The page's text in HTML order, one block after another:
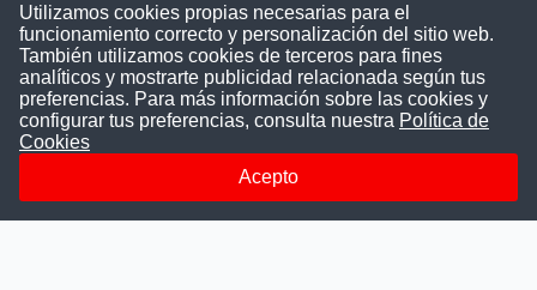
Puede comunicarse con nosotros a través
nuestras redes sociales o del correo:
contacto@convocatoriasdetrabajo.com
Siguenos en:
Utilizamos cookies propias necesarias para el
funcionamiento correcto y personalización del sitio web.
También utilizamos cookies de terceros para fines
analíticos y mostrarte publicidad relacionada según tus
preferencias. Para más información sobre las cookies y
configurar tus preferencias, consulta nuestra Política de
Cookies
Acepto